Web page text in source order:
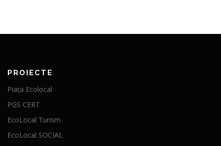
PROIECTE
Piața Ecolocal
PGS CERT
EcoLocal Turism
EcoLocal SOCIAL